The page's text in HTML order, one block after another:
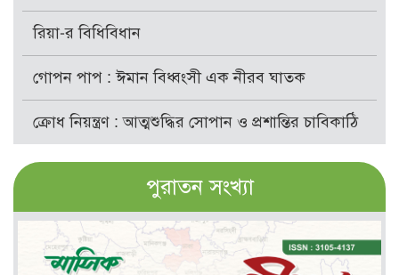
রিয়া-র বিধিবিধান
গোপন পাপ : ঈমান বিধ্বংসী এক নীরব ঘাতক
ক্রোধ নিয়ন্ত্রণ : আত্মশুদ্ধির সোপান ও প্রশান্তির চাবিকাঠি
পুরাতন সংখ্যা